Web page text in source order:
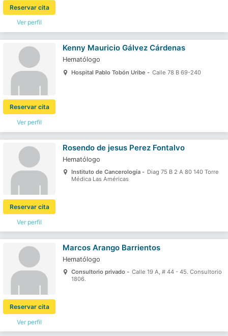
Ver perfil
Reservar cita
Ver perfil
Reservar cita
Kenny Mauricio Gálvez Cárdenas
Hematólogo
Hospital Pablo Tobón Uribe - Calle 78 B 69-240
Ver perfil
Reservar cita
Rosendo de jesus Perez Fontalvo
Hematólogo
Instituto de Cancerología - Diag 75 B 2 A 80 140 Torre
Médica Las Américas
Ver perfil
Reservar cita
Marcos Arango Barrientos
Hematólogo
Consultorio privado - Calle 19 A, # 44 - 45. Consultorio
1806.